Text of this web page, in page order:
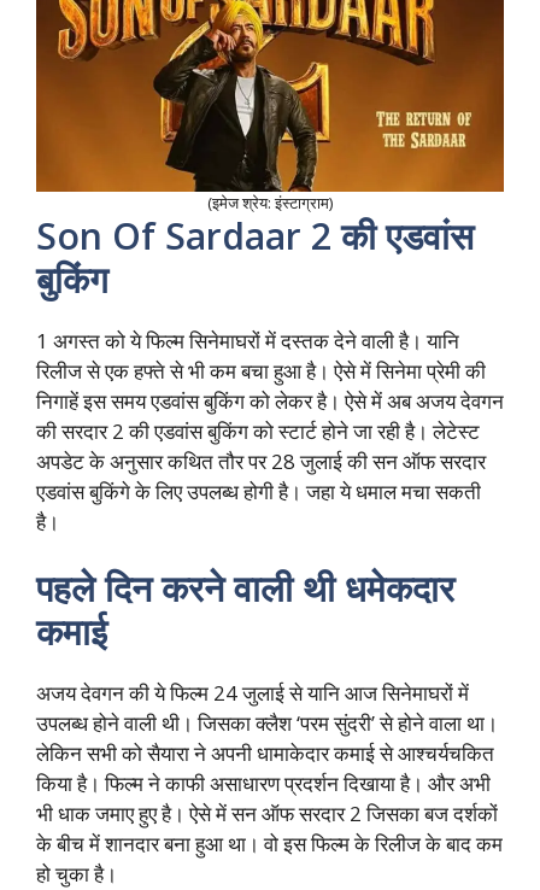
(इमेज श्रेय: इंस्टाग्राम)
Son Of Sardaar 2 की एडवांस
बुकिंग
1 अगस्त को ये फिल्म सिनेमाघरों में दस्तक देने वाली है। यानि
रिलीज से एक हफ्ते से भी कम बचा हुआ है। ऐसे में सिनेमा प्रेमी की
निगाहें इस समय एडवांस बुकिंग को लेकर है। ऐसे में अब अजय देवगन
की सरदार 2 की एडवांस बुकिंग को स्टार्ट होने जा रही है। लेटेस्ट
अपडेट के अनुसार कथित तौर पर 28 जुलाई की सन ऑफ सरदार
एडवांस बुकिंगे के लिए उपलब्ध होगी है। जहा ये धमाल मचा सकती
है।
पहले दिन करने वाली थी धमेकदार
कमाई
अजय देवगन की ये फिल्म 24 जुलाई से यानि आज सिनेमाघरों में
उपलब्ध होने वाली थी। जिसका क्लैश ‘परम सुंदरी’ से होने वाला था।
लेकिन सभी को सैयारा ने अपनी धामाकेदार कमाई से आश्चर्यचकित
किया है। फिल्म ने काफी असाधारण प्रदर्शन दिखाया है। और अभी
भी धाक जमाए हुए है। ऐसे में सन ऑफ सरदार 2 जिसका बज दर्शकों
के बीच में शानदार बना हुआ था। वो इस फिल्म के रिलीज के बाद कम
हो चुका है।